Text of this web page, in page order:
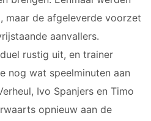
maar de afgeleverde voorzet
aanvallers.
rustig uit, en trainer
nog wat speelminuten aan
Ivo Spanjers en Timo
opnieuw aan de